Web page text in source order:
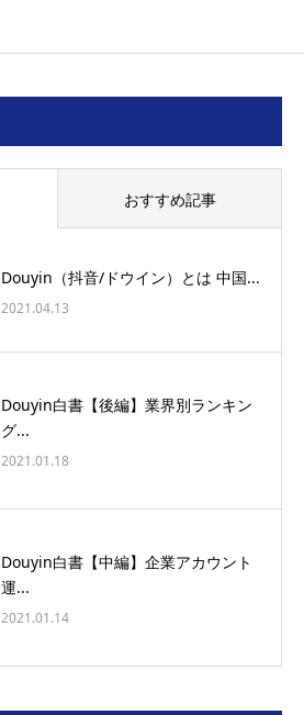
おすすめ記事
Douyin（抖音/ドウイン）とは 中国...
2021.04.13
Douyin白書【後編】業界別ランキン
グ...
2021.01.18
Douyin白書【中編】企業アカウント
運...
2021.01.14